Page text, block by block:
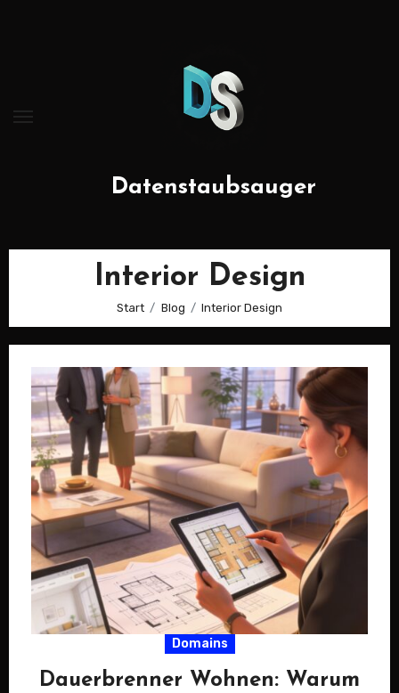
Datenstaubsauger
Interior Design
Start Blog Interior Design
Domains
Dauerbrenner Wohnen: Warum